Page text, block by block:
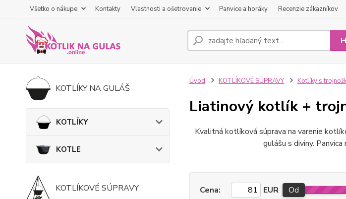
Všetko o nákupe Kontakty Vlastnosti a ošetrovanie Panvice a horáky Recenzie zákazníkov
KOTLÍKY NA GULÁŠ
KOTLÍKY
KOTLE
KOTLÍKOVÉ SÚPRAVY
Úvod KOTLÍKOVÉ SÚPRAVY Kotlíky s
Liatinový kotlík +
Kvalitná kotlíková súprava na varenie
gulášu s diviny.
Cena: EUR Od